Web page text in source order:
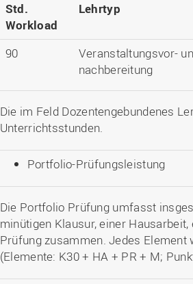
Std.
Workload
Lehrtyp
90
Veranstaltungsvor-
nachbereitung
Die im Feld Dozentengebundenes
Unterrichtsstunden.
Portfolio-Prüfungsleistung
Die Portfolio Prüfung umfasst
minütigen Klausur, einer
Prüfung zusammen. Jedes
(Elemente: K30 + HA + PR + M;